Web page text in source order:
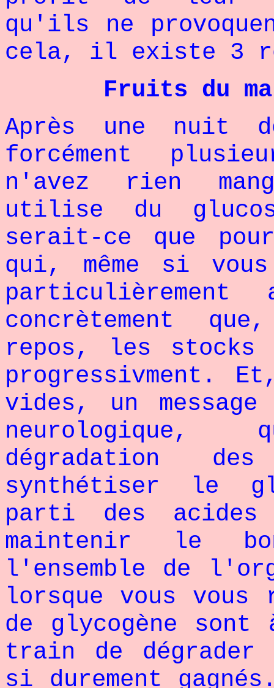
qu'ils ne
cela, il existe 3
Fruits du
Après une nuit
forcément
n'avez rien
utilise du
serait-ce que
qui, même si
concrètement
repos, les stocks
progressivment.
vides, un
dégradation
synthétiser le
parti des
maintenir le
l'ensemble de
lorsque vous
de glycogène
train de dégrader
si durement